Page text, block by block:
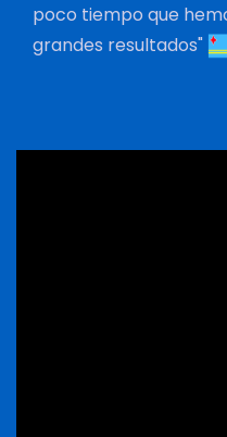
poco tiempo que
grandes resultados"